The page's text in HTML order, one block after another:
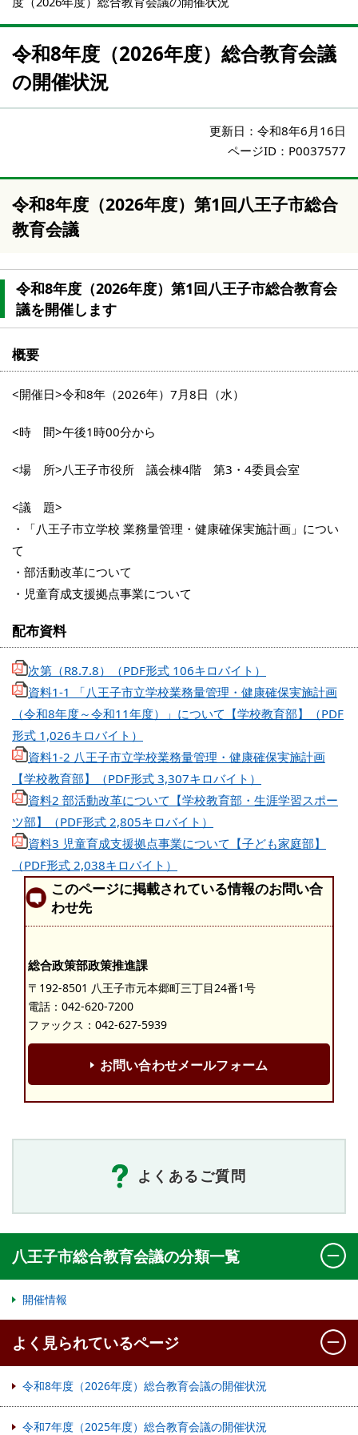
令和8年度（2026年度）総合教育会議
の開催状況
更新日： 令和8年6月16日
ページID：P0037577
令和8年度（2026年度）第1回八王子市総合
教育会議
令和8年度（2026年度）第1回八王子市総合教育会
議を開催します
概要
<開催日>令和8年（2026年）7月8日（水）
<時 間>午後1時00分から
<場 所>八王子市役所 議会棟4階 第3・4委員会室
<議 題>
・「八王子市立学校 業務量管理・健康確保実施計画」につい
て
・部活動改革について
・児童育成支援拠点事業について
配布資料
次第（R8.7.8）（PDF形式 106キロバイト）
資料1-1 「八王子市立学校業務量管理・健康確保実施計画
（令和8年度～令和11年度）」について【学校教育部】（PDF
形式 1,026キロバイト）
資料1-2 八王子市立学校業務量管理・健康確保実施計画
【学校教育部】（PDF形式 3,307キロバイト）
資料2 部活動改革について【学校教育部・生涯学習スポー
ツ部】（PDF形式 2,805キロバイト）
資料3 児童育成支援拠点事業について【子ども家庭部】
（PDF形式 2,038キロバイト）
このページに掲載されている情報のお問い合
わせ先
総合政策部政策推進課
〒192-8501 八王子市元本郷町三丁目24番1号
電話： 042-620-7200
ファックス：042-627-5939
お問い合わせメールフォーム
よくあるご質問
八王子市総合教育会議の分類一覧
開催情報
よく見られているページ
令和8年度（2026年度）総合教育会議の開催状況
令和7年度（2025年度）総合教育会議の開催状況